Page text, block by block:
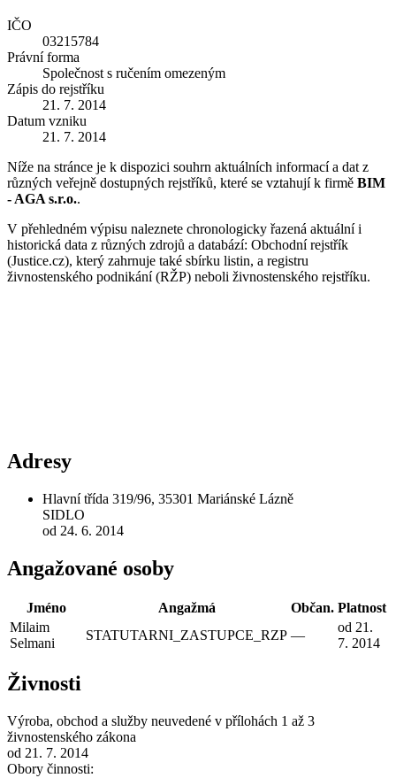
IČO
03215784
Právní forma
Společnost s ručením omezeným
Zápis do rejstříku
21. 7. 2014
Datum vzniku
21. 7. 2014
Níže na stránce je k dispozici souhrn aktuálních informací a dat z
různých veřejně dostupných rejstříků, které se vztahují k firmě BIM
- AGA s.r.o..
V přehledném výpisu naleznete chronologicky řazená aktuální i
historická data z různých zdrojů a databází: Obchodní rejstřík
(Justice.cz), který zahrnuje také sbírku listin, a registru
živnostenského podnikání (RŽP) neboli živnostenského rejstříku.
Adresy
Hlavní třída 319/96, 35301 Mariánské Lázně
SIDLO
od 24. 6. 2014
Angažované osoby
Jméno Angažmá Občan. Platnost
Milaim
Selmani
STATUTARNI_ZASTUPCE_RZP —
od 21.
7. 2014
Živnosti
Výroba, obchod a služby neuvedené v přílohách 1 až 3
živnostenského zákona
od 21. 7. 2014
Obory činnosti: